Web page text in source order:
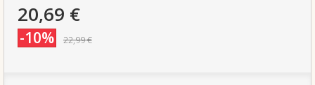
20,69 €
-10% 22,99 €